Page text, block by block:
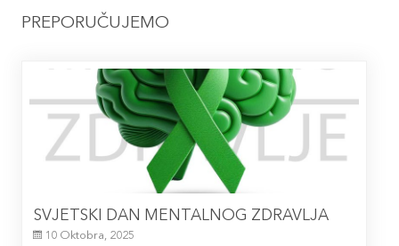
PREPORUČUJEMO
SVJETSKI DAN MENTALNOG ZDRAVLJA
10 Oktobra, 2025